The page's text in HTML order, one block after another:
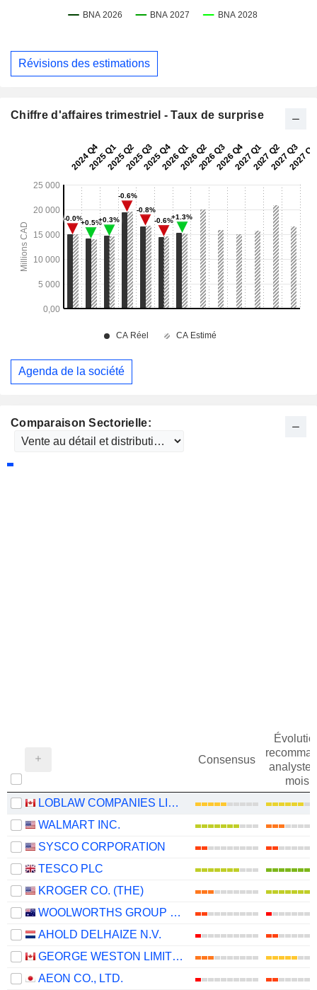
Comparaison Sectorielle:
Consensus
mois
LOBLAW COMPANIES LIMITED
WALMART INC.
SYSCO CORPORATION
TESCO PLC
KROGER CO. (THE)
WOOLWORTHS GROUP LIMITED
AHOLD DELHAIZE N.V.
GEORGE WESTON LIMITED
AEON CO., LTD.
Révisions des estimations
Chiffre d'affaires trimestriel - Taux de surprise
Agenda de la société